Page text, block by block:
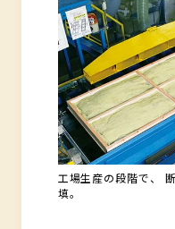
工場生産の段階で、
填。